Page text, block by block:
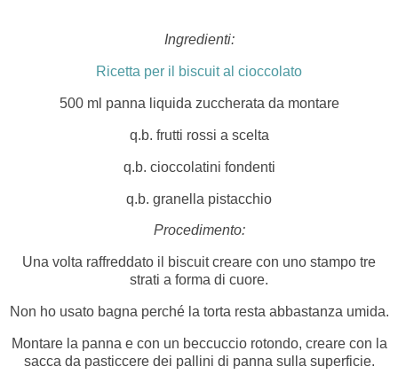
Ingredienti:
Ricetta per il biscuit al cioccolato
500 ml panna liquida zuccherata da montare
q.b. frutti rossi a scelta
q.b. cioccolatini fondenti
q.b. granella pistacchio
Procedimento:
Una volta raffreddato il biscuit creare con uno stampo tre
strati a forma di cuore.
Non ho usato bagna perché la torta resta abbastanza umida.
Montare la panna e con un beccuccio rotondo, creare con la
sacca da pasticcere dei pallini di panna sulla superficie.